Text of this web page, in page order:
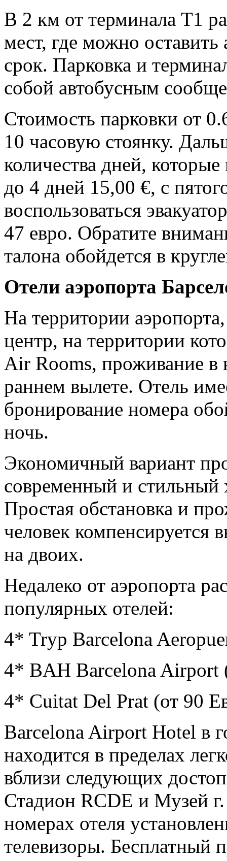
В 2 км от терминала Т1
мест, где можно
срок. Парковка и
собой автобусным
Стоимость парковки от
10 часовую стоянку.
количества дней,
до 4 дней 15,00 €, с
воспользоваться
47 евро. Обратите
талона обойдется в
Отели аэропорта
На территории
центр, на территории
Air Rooms, проживание в
раннем вылете. Отель
бронирование номера
ночь.
Экономичный вариант
современный и стильный
Простая обстановка и
человек компенсируется
на двоих.
Недалеко от аэропорта
популярных отелей:
4* Tryp Barcelona
4* BAH Barcelona Airport
4* Cuitat Del Prat (от 90
Barcelona Airport Hotel в
находится в пределах
вблизи следующих
Стадион RCDE и Музей
номерах отеля
телевизоры. Бесплатный